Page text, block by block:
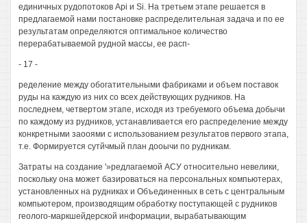
единичных рудопотоков Api и Si. На третьем этапе решается в
предлагаемой нами постановке распределительная задача и по ее
результатам определяются оптимальное количество
перерабатываемой рудной массы, ее расп-
- 17 -
ределение между обогатительными фабриками и объем поставок
руды на каждую из них со всех действующих рудников. На
последнем, четвертом этапе, исходя из требуемого объема добычи
по каждому из рудников, устанавливается его распределение между
конкретными заооями с использованием результатов первого этапа,
т.е. Формируется сутйчмый план дооычи по рудникам.
Затраты на создание '»редлагаемой АСУ относительно невелики,
поскольку она может базироваться на персональных компьютерах,
установленных на рудниках и Объединенных в сеть с центральным
компьютером, производящим обработку поступающей с рудников
геолого-маркшейдерской информации, вырабатывающим